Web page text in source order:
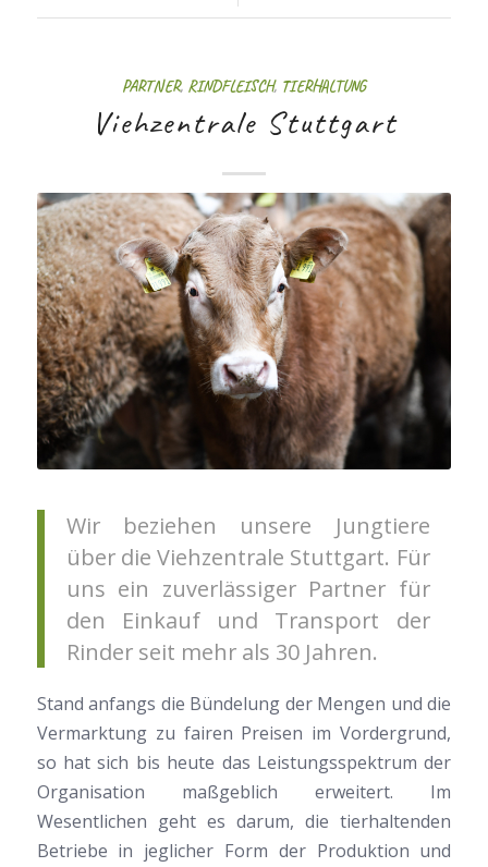
PARTNER, RINDFLEISCH, TIERHALTUNG
Viehzentrale Stuttgart
Wir beziehen unsere Jungtiere
über die Viehzentrale Stuttgart. Für
uns ein zuverlässiger Partner für
den Einkauf und Transport der
Rinder seit mehr als 30 Jahren.
Stand anfangs die Bündelung der Mengen und die
Vermarktung zu fairen Preisen im Vordergrund,
so hat sich bis heute das Leistungsspektrum der
Organisation maßgeblich erweitert. Im
Wesentlichen geht es darum, die tierhaltenden
Betriebe in jeglicher Form der Produktion und